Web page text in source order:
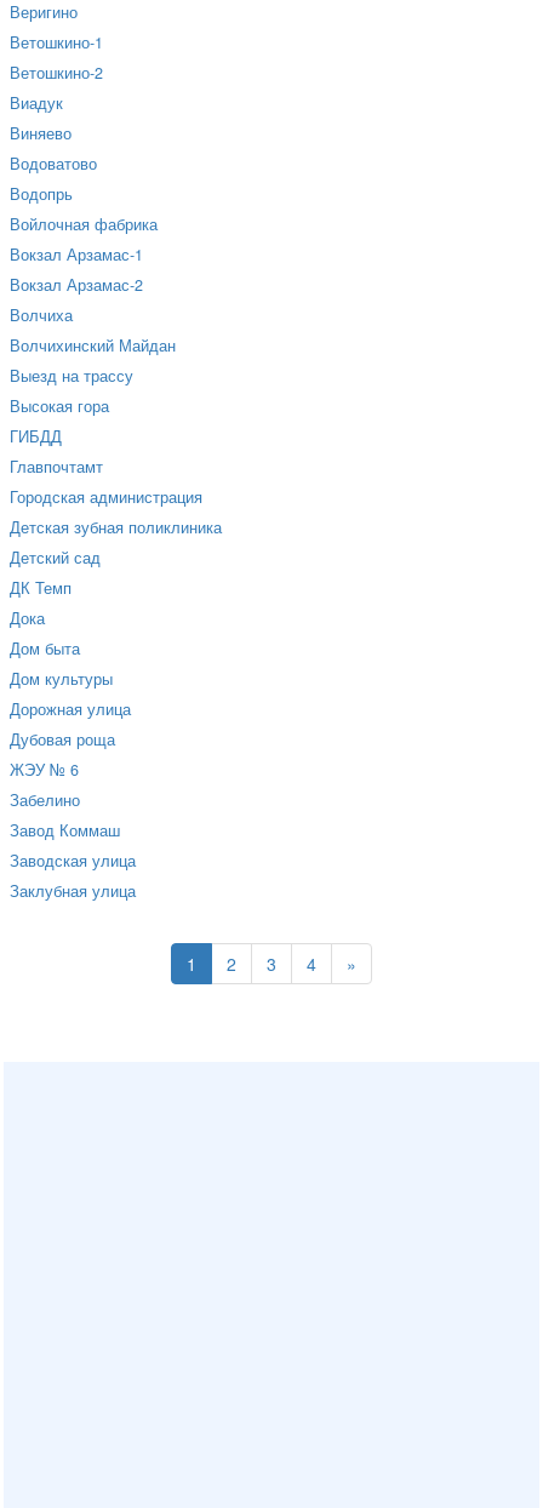
Веригино
Ветошкино-1
Ветошкино-2
Виадук
Виняево
Водоватово
Водопрь
Войлочная фабрика
Вокзал Арзамас-1
Вокзал Арзамас-2
Волчиха
Волчихинский Майдан
Выезд на трассу
Высокая гора
ГИБДД
Главпочтамт
Городская администрация
Детская зубная поликлиника
Детский сад
ДК Темп
Дока
Дом быта
Дом культуры
Дорожная улица
Дубовая роща
ЖЭУ № 6
Забелино
Завод Коммаш
Заводская улица
Заклубная улица
1 2 3 4 »